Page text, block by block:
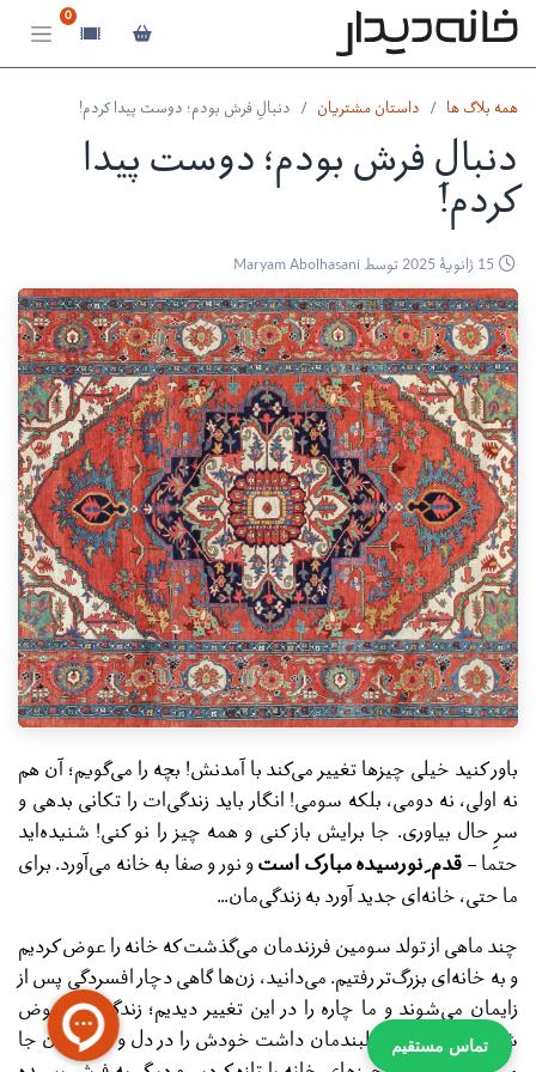
0
همه بلاگ ها داستان مشتریان دنبالِ فرش بودم؛ دوست پیدا کردم!
دنبالِ فرش بودم؛ دوست پیدا
کردم!
15 ژانویهٔ 2025 توسط Maryam Abolhasani
باور کنید خیلی چیز‌ها تغییر می‌کند با آمدنش! بچه را می‌گویم؛ آن هم
نه اولی، نه دومی، بلکه سومی! انگار باید زندگی‌ات را تکانی بدهی و
سرِ حال بیاوری. جا برایش باز کنی و همه چیز را نو کنی! شنیده‌اید
حتما -قدم ِ نورسیده مبارک استو نور و صفا به خانه می‌آورد. برای
ما حتی، خانه‌ای جدید آورد به زندگی‌مان…
چند ماهی از تولد سومین فرزندمان می‌گذشت که خانه را عوض کردیم
و به خانه‌ای بزرگ‌تر رفتیم. می‌دانید، زن‌ها گاهی دچار افسردگیِ پس از
زایمان می‌شوند و ما چاره را در این تغییر دیدیم؛ زندگی‌مان عوض
شده بود و کوچکِ دلبندمان داشت خودش را در دل و روزگارمان جا
تماس مستقیم